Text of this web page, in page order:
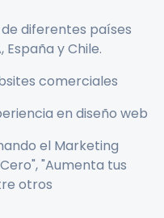
diferentes países
España y Chile.
comerciales
en diseño web
el Marketing
"Aumenta tus
otros